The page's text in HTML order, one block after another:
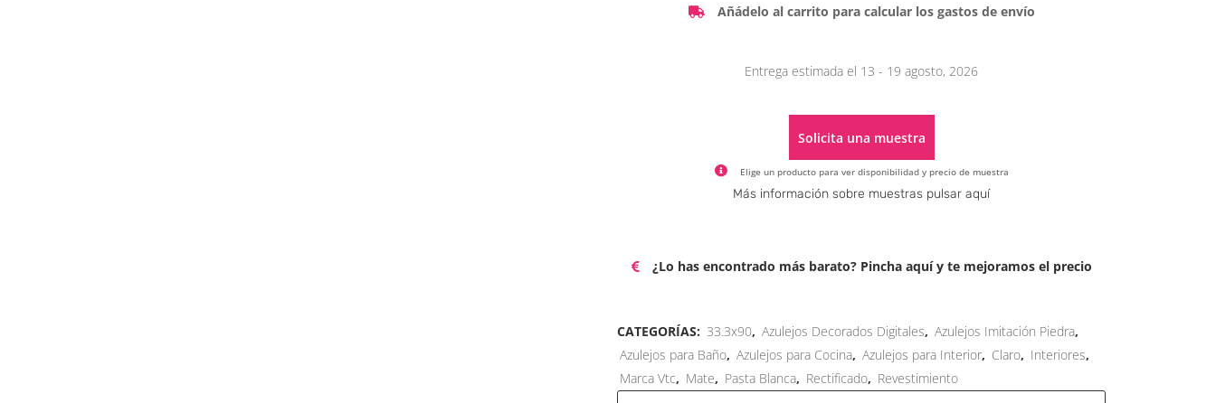
Añádelo al carrito para calcular los gastos de envío
Entrega estimada el 13 - 19 agosto, 2026
Solicita una muestra
Elige un producto para ver disponibilidad y precio de muestra
Alternative:
Más información sobre muestras pulsar aquí
¿Lo has encontrado más barato? Pincha aquí y te mejoramos el precio
CATEGORÍAS: 33.3x90, Azulejos Decorados Digitales, Azulejos Imitación Piedra,
Azulejos para Baño, Azulejos para Cocina, Azulejos para Interior, Claro, Interiores,
Marca Vtc, Mate, Pasta Blanca, Rectificado, Revestimiento